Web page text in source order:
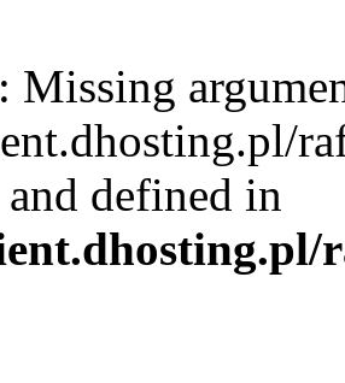
: Missing
defined in